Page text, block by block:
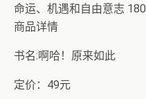
命运、机遇和自由意志 180
商品详情
书名:啊哈！原来如此
定价：49元